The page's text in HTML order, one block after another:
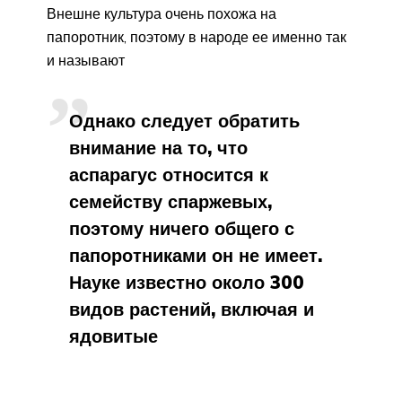
Внешне культура очень похожа на
папоротник, поэтому в народе ее именно так
и называют
Однако следует обратить
внимание на то, что
аспарагус относится к
семейству спаржевых,
поэтому ничего общего с
папоротниками он не имеет.
Науке известно около 300
видов растений, включая и
ядовитые